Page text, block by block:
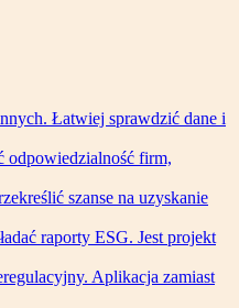
Łatwiej sprawdzić dane i
odpowiedzialność firm,
szanse na uzyskanie
raporty ESG. Jest projekt
Aplikacja zamiast